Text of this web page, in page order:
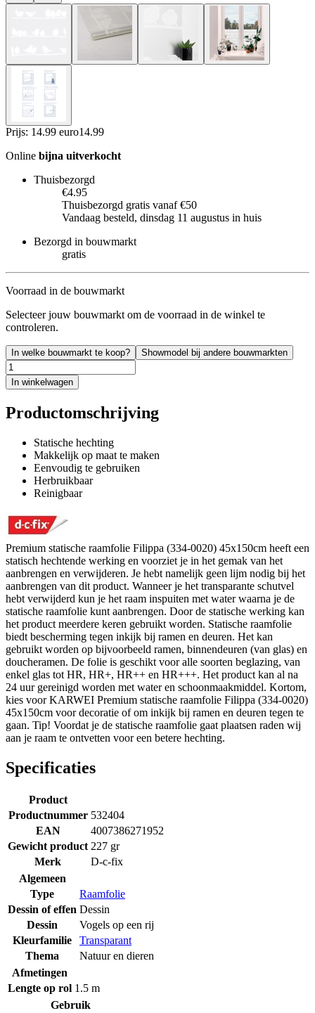
Prijs: 14.99 euro14.99
Online bijna uitverkocht
Thuisbezorgd
€4.95
Thuisbezorgd gratis vanaf €50
Vandaag besteld, dinsdag 11 augustus in huis
Bezorgd in bouwmarkt
gratis
Voorraad in de bouwmarkt
Selecteer jouw bouwmarkt om de voorraad in de winkel te
controleren.
In welke bouwmarkt te koop? Showmodel bij andere bouwmarkten
In winkelwagen
Productomschrijving
Statische hechting
Makkelijk op maat te maken
Eenvoudig te gebruiken
Herbruikbaar
Reinigbaar
Premium statische raamfolie Filippa (334-0020) 45x150cm heeft een
statisch hechtende werking en voorziet je in het gemak van het
aanbrengen en verwijderen. Je hebt namelijk geen lijm nodig bij het
aanbrengen van dit product. Wanneer je het transparante schutvel
hebt verwijderd kun je het raam inspuiten met water waarna je de
statische raamfolie kunt aanbrengen. Door de statische werking kan
het product meerdere keren gebruikt worden. Statische raamfolie
biedt bescherming tegen inkijk bij ramen en deuren. Het kan
gebruikt worden op bijvoorbeeld ramen, binnendeuren (van glas) en
doucheramen. De folie is geschikt voor alle soorten beglazing, van
enkel glas tot HR, HR+, HR++ en HR+++. Het product kan al na
24 uur gereinigd worden met water en schoonmaakmiddel. Kortom,
kies voor KARWEI Premium statische raamfolie Filippa (334-0020)
45x150cm voor decoratie of om inkijk bij ramen en deuren tegen te
gaan. Tip! Voordat je de statische raamfolie gaat plaatsen raden wij
aan je raam te ontvetten voor een betere hechting.
Specificaties
Product
Productnummer 532404
EAN
4007386271952
Gewicht product 227 gr
Merk
D-c-fix
Algemeen
Type
Raamfolie
Dessin of effen Dessin
Dessin
Vogels op een rij
Kleurfamilie
Transparant
Thema
Natuur en dieren
Afmetingen
Lengte op rol 1.5 m
Gebruik